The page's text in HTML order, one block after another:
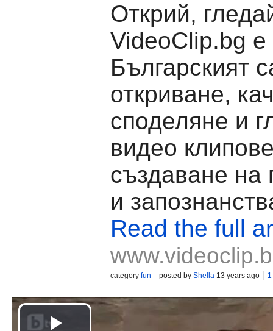
Открий,
VideoClip.bg е
Българският
откриване,
споделяне и
видео
създаване на
и
Read the full
category fun posted by Shella 13 years ago